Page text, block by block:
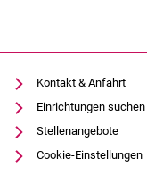
Kontakt & Anfahrt
Einrichtungen suchen
Stellenangebote
Cookie-Einstellungen